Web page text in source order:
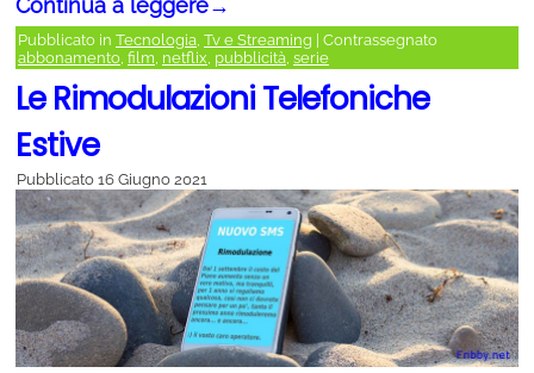
Continua a leggere→
Pubblicato in Tecnologia, Tv e Streaming
Contrassegnato
abbonamento, film, netflix, pubblicità, serie
Le Rimodulazioni Telefoniche
Estive
Pubblicato 16 Giugno 2021